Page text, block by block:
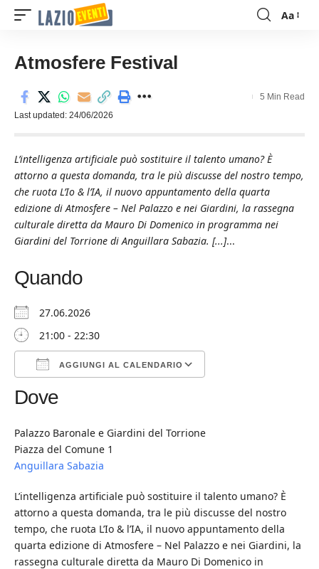
Font
Aa
Atmosfere Festival
Last updated: 24/06/2026
5 Min Read
L’intelligenza artificiale può sostituire il talento umano? È
attorno a questa domanda, tra le più discusse del nostro tempo,
che ruota L’Io & l’IA, il nuovo appuntamento della quarta
edizione di Atmosfere – Nel Palazzo e nei Giardini, la rassegna
culturale diretta da Mauro Di Domenico in programma nei
Giardini del Torrione di Anguillara Sabazia. [...]...
Quando
27.06.2026
21:00 - 22:30
AGGIUNGI AL CALENDARIO
Download ICS
Dove
Palazzo Baronale e Giardini del Torrione
Piazza del Comune 1
Anguillara Sabazia
L’intelligenza artificiale può sostituire il talento umano? È
attorno a questa domanda, tra le più discusse del nostro
tempo, che ruota L’Io & l’IA, il nuovo appuntamento della
quarta edizione di Atmosfere – Nel Palazzo e nei Giardini, la
rassegna culturale diretta da Mauro Di Domenico in